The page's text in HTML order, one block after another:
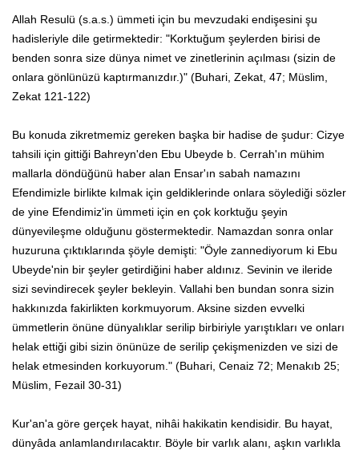
Allah Resulü (s.a.s.) ümmeti için bu mevzudaki endişesini şu
hadisleriyle dile getirmektedir: "Korktuğum şeylerden birisi de
benden sonra size dünya nimet ve zinetlerinin açılması (sizin de
onlara gönlünüzü kaptırmanızdır.)" (Buhari, Zekat, 47; Müslim,
Zekat 121-122)
Bu konuda zikretmemiz gereken başka bir hadise de şudur: Cizye
tahsili için gittiği Bahreyn'den Ebu Ubeyde b. Cerrah'ın mühim
mallarla döndüğünü haber alan Ensar'ın sabah namazını
Efendimizle birlikte kılmak için geldiklerinde onlara söylediği sözler
de yine Efendimiz'in ümmeti için en çok korktuğu şeyin
dünyevileşme olduğunu göstermektedir. Namazdan sonra onlar
huzuruna çıktıklarında şöyle demişti: "Öyle zannediyorum ki Ebu
Ubeyde'nin bir şeyler getirdiğini haber aldınız. Sevinin ve ileride
sizi sevindirecek şeyler bekleyin. Vallahi ben bundan sonra sizin
hakkınızda fakirlikten korkmuyorum. Aksine sizden evvelki
ümmetlerin önüne dünyalıklar serilip birbiriyle yarıştıkları ve onları
helak ettiği gibi sizin önünüze de serilip çekişmenizden ve sizi de
helak etmesinden korkuyorum." (Buhari, Cenaiz 72; Menakıb 25;
Müslim, Fezail 30-31)
Kur'an'a göre gerçek hayat, nihâi hakikatin kendisidir. Bu hayat,
dünyâda anlamlandırılacaktır. Böyle bir varlık alanı, aşkın varlıkla